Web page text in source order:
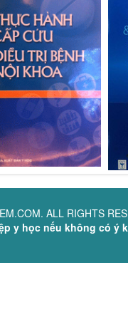
ALL RIGHTS
y học nếu không có ý